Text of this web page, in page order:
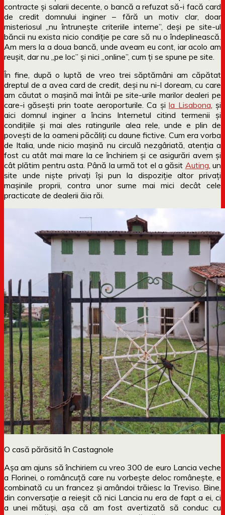
contracte și salarii decente, o bancă a refuzat să-i facă card
de credit domnului inginer – fără un motiv clar, doar
misteriosul „nu întrunește criteriile interne”, deși pe site-ul
băncii nu exista nicio condiție pe care să nu o îndeplinească.
Am mers la a doua bancă, unde aveam eu cont, iar acolo am
reușit, dar nu „pe loc” și nici „online”, cum ți se spune pe site.
În fine, după o luptă de vreo trei săptămâni am căpătat
dreptul de a avea card de credit, deși nu ni-l doream, cu care
am căutat o mașină mai întâi pe site-urile marilor dealeri pe
care-i găsești prin toate aeroporturile. Ca șila Lisabona , și
aici domnul inginer a încins Internetul citind termenii și
condițiile și mai ales ratingurile alea rele, unde e plin de
povești de la oameni păcăliți cu daune fictive. Cum era vorba
de Italia, unde nicio mașină nu circulă nezgâriată, atenția a
fost cu atât mai mare la ce închiriem și ce asigurări avem și
cât plătim pentru asta. Până la urmă tot el a găsit Auting , un
site unde niște privați își pun la dispoziție altor privați
mașinile proprii, contra unor sume mai mici decât cele
practicate de dealerii ăia răi.
O casă părăsită în Castagnole
Așa am ajuns să închiriem cu vreo 300 de euro Lancia veche
a Florinei, o româncuță care nu vorbește deloc românește, e
combinată cu un francez și amândoi trăiesc la Treviso. Bine,
din conversație a reieșit că nici Lancia nu era de fapt a ei, ci
a unei mătuși, așa că am fost avertizată să conduc cu